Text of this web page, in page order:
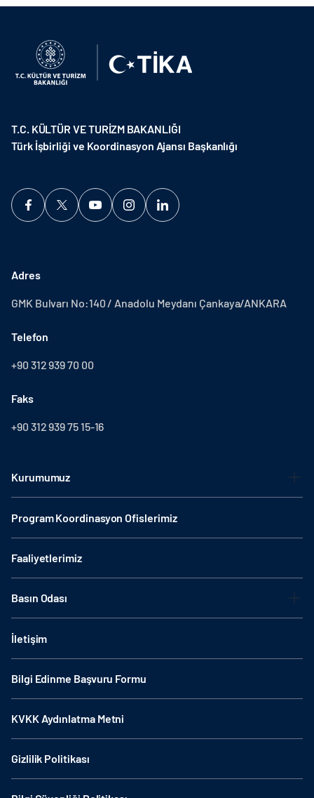
T.C. KÜLTÜR VE TURİZM BAKANLIĞI
Türk İşbirliği ve Koordinasyon Ajansı Başkanlığı
Adres
GMK Bulvarı No:140 / Anadolu Meydanı Çankaya/ANKARA
Telefon
+90 312 939 70 00
Faks
+90 312 939 75 15-16
Kurumumuz
Program Koordinasyon Ofislerimiz
Faaliyetlerimiz
Basın Odası
İletişim
Bilgi Edinme Başvuru Formu
KVKK Aydınlatma Metni
Gizlilik Politikası